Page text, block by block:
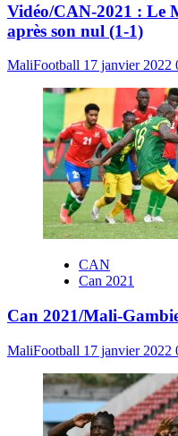
Vidéo/CAN-2021 : Le
après son nul (1-1)
MaliFootball 17 janvier 2022
CAN
Can 2021
Can 2021/Mali-
MaliFootball 17 janvier 2022